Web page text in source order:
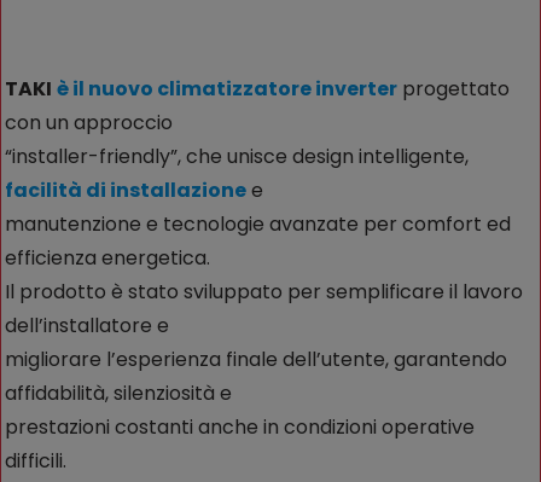
TAKI è il nuovo climatizzatore inverter progettato
con un approccio
“installer-friendly”, che unisce design intelligente,
facilità di installazionee
manutenzione e tecnologie avanzate per comfort ed
efficienza energetica.
Il prodotto è stato sviluppato per semplificare il lavoro
dell’installatore e
migliorare l’esperienza finale dell’utente, garantendo
affidabilità, silenziosità e
prestazioni costanti anche in condizioni operative
difficili.